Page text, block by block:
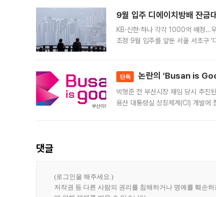
9월 입주 디에이치방배 잔
KB·신한·하나 각각 1000억 배정…
조정 9월 입주를 앞둔 서울 서초구
단독 논란의 'Busan is
박형준 전 부산시장 재임 당시 추진
용산 대통령실 상징체계(CI) 개발에
댓글